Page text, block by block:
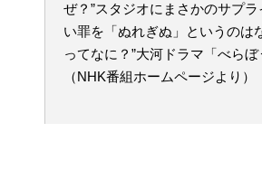
ぜ？”スタジオにまさかのサプ
い罪を「ぬれぎぬ」というのは
ってなに？”大河ドラマ「べら
（NHK番組ホームページより）